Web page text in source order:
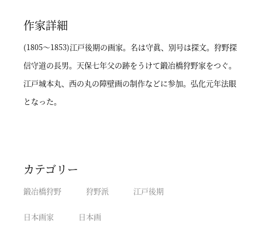
作家詳細
(1805～1853)江戸後期の画家。名は守眞、別号は探文。狩野探
信守道の長男。天保七年父の跡をうけて鍛冶橋狩野家をつぐ。
江戸城本丸、西の丸の障壁画の制作などに参加。弘化元年法眼
となった。
カテゴリー
鍛冶橋狩野 狩野派 江戸後期
日本画家 日本画